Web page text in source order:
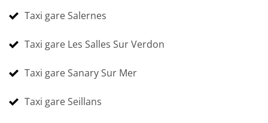
Taxi gare Salernes
Taxi gare Les Salles Sur Verdon
Taxi gare Sanary Sur Mer
Taxi gare Seillans